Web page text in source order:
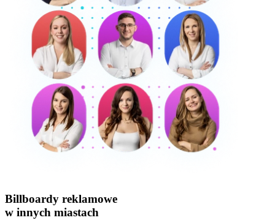
Billboardy reklamowe
w innych miastach